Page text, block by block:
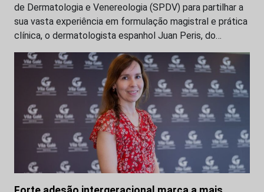
de Dermatologia e Venereologia (SPDV) para partilhar a
sua vasta experiência em formulação magistral e prática
clínica, o dermatologista espanhol Juan Peris, do…